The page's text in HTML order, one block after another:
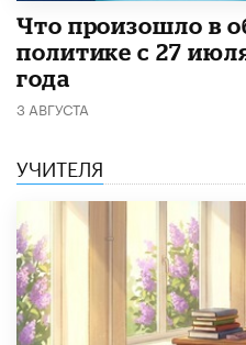
​Что произошло в
политике с 27
года
3 АВГУСТА
УЧИТЕЛЯ